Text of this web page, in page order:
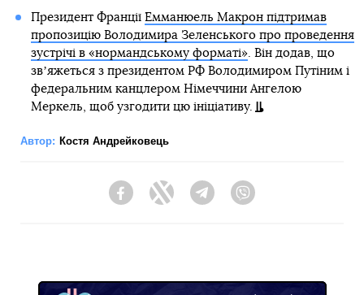
Президент Франції Емманюель Макрон підтримав
пропозицію Володимира Зеленського про проведення
зустрічі в «нормандському форматі». Він додав, що
звʼяжеться з президентом РФ Володимиром Путіним і
федеральним канцлером Німеччини Ангелою
Меркель, щоб узгодити цю ініціативу.
Автор: Костя Андрейковець
FacebookTwitter Telegram